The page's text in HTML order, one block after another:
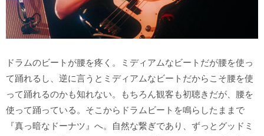
ドラムのビートが腰を疼く。ミディアムなビートだが腰を使っ
て踊れるし、逆に言うとミディアムなビートだからこそ腰を使
って踊れるのかも知れない。もちろん観客も初聴きだが、腰を
使って踊っている。そこからドラムビートを鳴らしたままで
『真っ暗なドーナツ』へ。自然な繋ぎであり、ずっとグッドミ